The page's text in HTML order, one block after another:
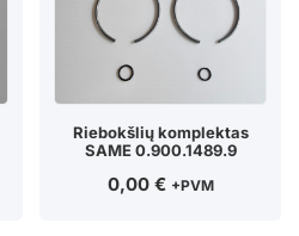
Riebokšlių komplektas
SAME 0.900.1489.9
0,00 € +PVM